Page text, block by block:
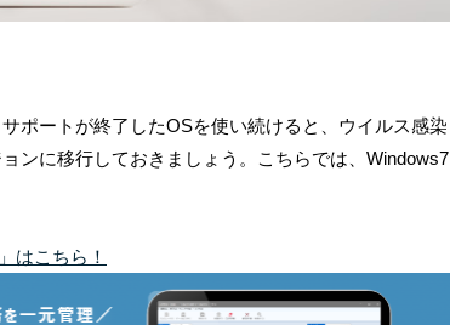
ポートが終了したOSを使い続けると、ウイルス感染
ンに移行しておきましょう。こちらでは、Windows7
はこちら！